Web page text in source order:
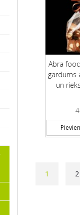
Abra
gardums
un
1 2